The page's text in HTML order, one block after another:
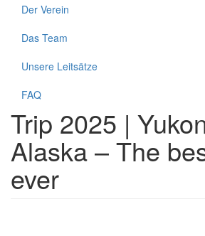
Der Verein
Das Team
Unsere Leitsätze
FAQ
Trip 2025 |
Alaska – The
ever